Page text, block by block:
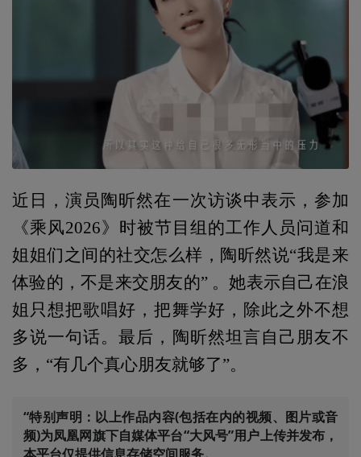
近日，演员陶昕然在一次访谈中表示，参加
《乘风2026》时被节目组的工作人员问道和
姐姐们之间的社交怎么样，陶昕然说“我是来
体验的，不是来交朋友的” 。她表示自己在浪
姐只想把歌唱好，把舞学好，除此之外不想
多说一句话。最后，陶昕然坦言自己朋友不
多，“有几个真心朋友就够了”。
“特别声明：以上作品内容(包括在内的视频、图片或音
频)为凤凰网旗下自媒体平台“大风号”用户上传并发布，